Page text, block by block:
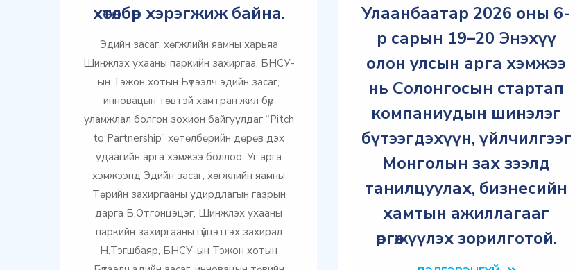
хөтөлбөр хэрэгжиж байна.
Эдийн засаг, хөгжлийн яамны харьяа
Шинжлэх ухааны паркийн захиргаа, БНСУ-
ын Тэжон хотын Бүтээлч эдийн засаг,
инновацын төвтэй хамтран жил бүр
уламжлал болгон зохион байгуулдаг “Pitch
to Partnership” хөтөлбөрийн дөрөв дэх
удаагийн арга хэмжээ боллоо. Уг арга
хэмжээнд Эдийн засаг, хөгжлийн яамны
Төрийн захиргааны удирдлагын газрын
дарга Б.Отгонцэцэг, Шинжлэх ухааны
паркийн захиргааны гүйцэтгэх захирал
Н.Тэгшбаяр, БНСУ-ын Тэжон хотын
Улаанбаатар 2026 оны 6-
р сарын 19–20 Энэхүү
олон улсын арга хэмжээ
нь Солонгосын стартап
компаниудын шинэлэг
бүтээгдэхүүн, үйлчилгээг
Монголын зах зээлд
танилцуулах, бизнесийн
хамтын ажиллагааг
өргөжүүлэх зорилготой.